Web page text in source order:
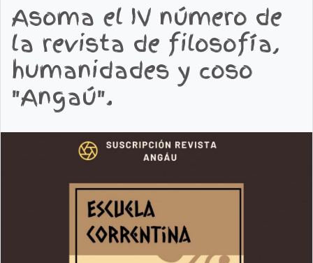
Asoma el IV número de
la revista de filosofía,
humanidades y coso
"Angaú".